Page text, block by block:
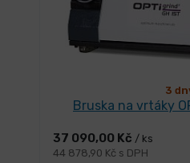
3
Bruska na vrtáky
37 090,00 Kč / ks
44 878,90 Kč s DPH